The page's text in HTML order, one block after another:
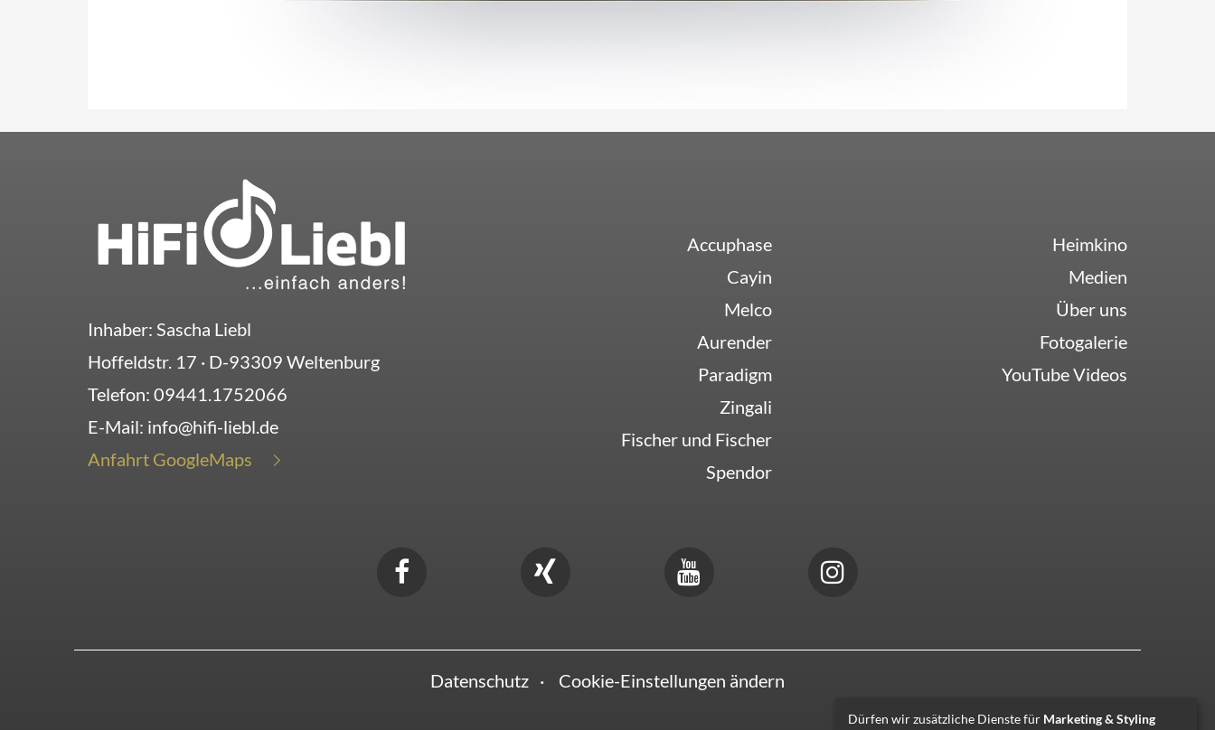
Inhaber: Sascha Liebl
Hoffeldstr. 17 · D-93309 Weltenburg
Telefon: 09441.1752066
E-Mail: info@hifi-liebl.de
Anfahrt GoogleMaps
Accuphase
Cayin
Melco
Aurender
Paradigm
Zingali
Fischer und Fischer
Spendor
Heimkino
Medien
Über uns
Fotogalerie
YouTube Videos
Datenschutz Cookie-Einstellungen ändern
Dürfen wir zusätzliche Dienste für Marketing & Styling